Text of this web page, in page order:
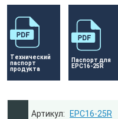
Технический
паспорт
продукта
Паспорт для
EPC16-25R
EPC16-25R